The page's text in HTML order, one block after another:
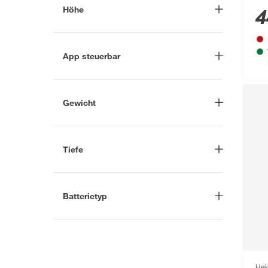
Höhe
App steuerbar
Ja (2)
Nein
Gewicht
Tiefe
Batterietyp
1 (10)